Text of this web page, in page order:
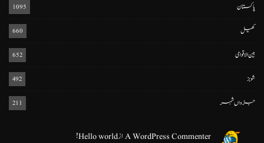
پاکستان 1095
کھیل 660
بین الاقوامی 652
شوبز 492
جڑواں شہر 211
A WordPress CommenterازHello world!